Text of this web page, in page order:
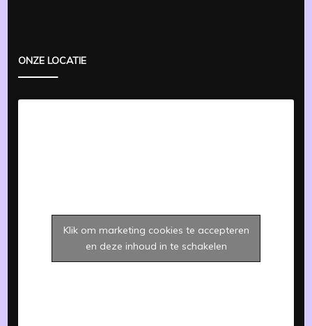
ONZE LOCATIE
Klik om marketing cookies te accepteren
en deze inhoud in te schakelen